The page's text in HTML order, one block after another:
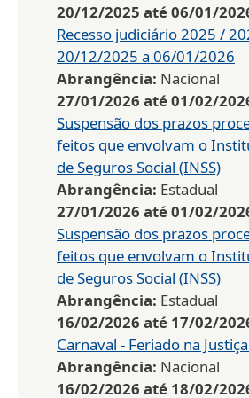
20/12/2025 até06/01/
Recesso judiciário 2025 /
20/12/2025 a 06/01/2026
Abrangência: Nacional
27/01/2026 até01/02/
Suspensão dos prazos
feitos que envolvam o
de Seguros Social (INSS)
Abrangência: Estadual
27/01/2026 até01/02/
Suspensão dos prazos
feitos que envolvam o
de Seguros Social (INSS)
Abrangência: Estadual
16/02/2026 até 17/02/
Carnaval - Feriado na
Abrangência: Nacional
16/02/2026 até 18/02/